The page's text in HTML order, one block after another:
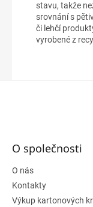
stavu, takže
srovnání s
či lehčí
vyrobené z
O společnosti
O nás
Kontakty
Výkup kartonových